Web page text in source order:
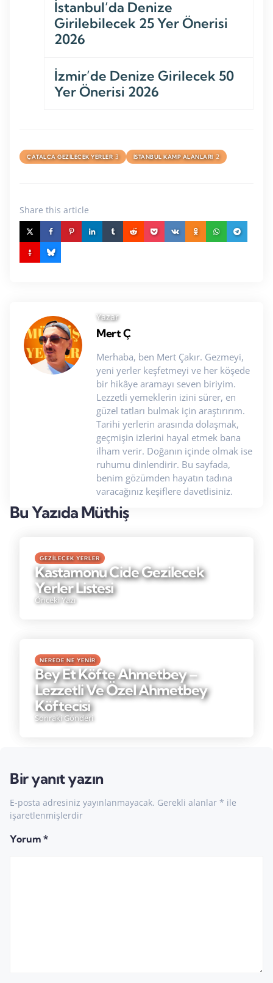
İstanbul’da Denize
Girilebilecek 25 Yer Önerisi
2026
İzmir’de Denize Girilecek 50
Yer Önerisi 2026
ÇATALCA GEZILECEK YERLER 3 İSTANBUL KAMP ALANLARI 2
Share this article
Yazar
Mert Ç
Merhaba, ben Mert Çakır. Gezmeyi,
yeni yerler keşfetmeyi ve her köşede
bir hikâye aramayı seven biriyim.
Lezzetli yemeklerin izini sürer, en
güzel tatları bulmak için araştırırım.
Tarihi yerlerin arasında dolaşmak,
geçmişin izlerini hayal etmek bana
ilham verir. Doğanın içinde olmak ise
ruhumu dinlendirir. Bu sayfada,
benim gözümden hayatın tadına
varacağınız keşiflere davetlisiniz.
Bu Yazıda Müthiş
GEZILECEK YERLER
Kastamonu Cide Gezilecek
Yerler Listesi
Önceki Yazı
NEREDE NE YENIR
Bey Et Köfte Ahmetbey –
Lezzetli Ve Özel Ahmetbey
Köftecisi
Sonraki Gönderi
Bir yanıt yazın
E-posta adresiniz yayınlanmayacak. Gerekli alanlar * ile
işaretlenmişlerdir
Yorum *